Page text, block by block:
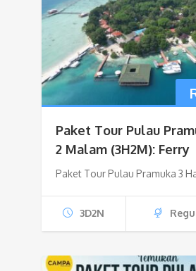
Paket Tour Pulau
2 Malam (3H2M): Ferry
Paket Tour Pulau Pramuka 3
3D2N